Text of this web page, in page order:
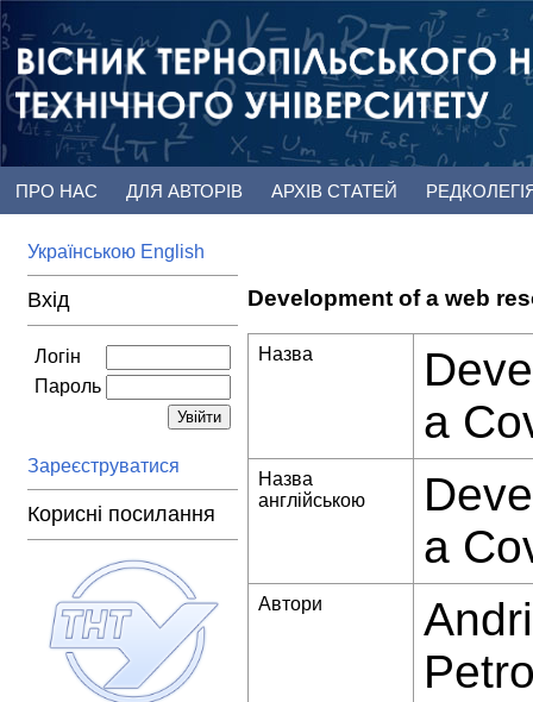
ПРО НАС ДЛЯ АВТОРІВ АРХІВ СТАТЕЙ
Українською English
Вхід
Логін
Пароль
Зареєструватися
Корисні посилання
Development of a web
Назва
a
Назва
англійською
a
Автори